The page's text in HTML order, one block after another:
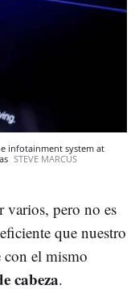
infotainment system at
STEVE MARCUS
varios, pero no es
que nuestro
con el mismo
cabeza.